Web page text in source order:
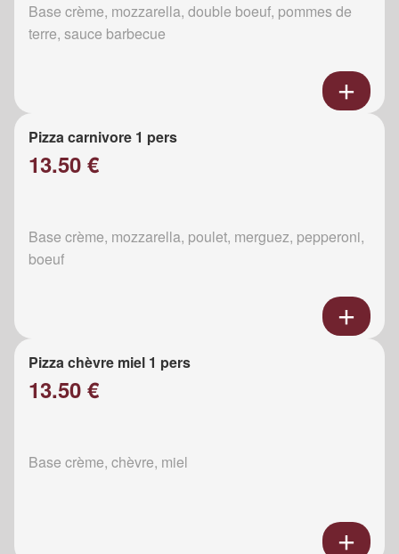
Base crème, mozzarella, double boeuf, pommes de
terre, sauce barbecue
Pizza carnivore 1 pers
13.50 €
Base crème, mozzarella, poulet, merguez, pepperoni,
boeuf
Pizza chèvre miel 1 pers
13.50 €
Base crème, chèvre, miel